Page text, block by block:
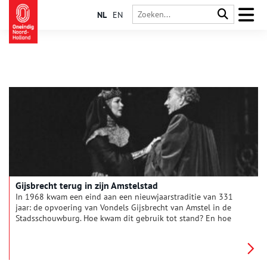
NL EN
Gijsbrecht terug in zijn Amstelstad
In 1968 kwam een eind aan een nieuwjaarstraditie van 331
jaar: de opvoering van Vondels Gijsbrecht van Amstel in de
Stadsschouwburg. Hoe kwam dit gebruik tot stand? En hoe